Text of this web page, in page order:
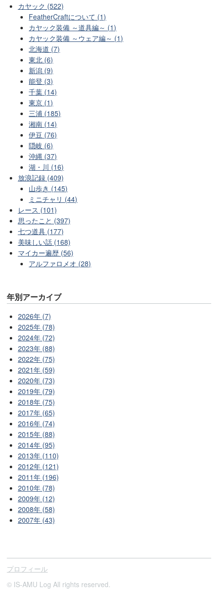
カヤック (522)
FeatherCraftについて (1)
カヤック装備 ～道具編～ (1)
カヤック装備 ～ウェア編～ (1)
北海道 (7)
東北 (6)
新潟 (9)
能登 (3)
千葉 (14)
東京 (1)
三浦 (185)
湘南 (14)
伊豆 (76)
隠岐 (6)
沖縄 (37)
湖・川 (16)
放浪記録 (409)
山歩き (145)
ミニチャリ (44)
レース (101)
思ったこと (397)
七つ道具 (177)
美味しい話 (168)
マイカー遍歴 (56)
アルファロメオ (28)
年別アーカイブ
2026年 (7)
2025年 (78)
2024年 (72)
2023年 (88)
2022年 (75)
2021年 (59)
2020年 (73)
2019年 (79)
2018年 (75)
2017年 (65)
2016年 (74)
2015年 (88)
2014年 (95)
2013年 (110)
2012年 (121)
2011年 (196)
2010年 (78)
2009年 (12)
2008年 (58)
2007年 (43)
プロフィール
© IS-AMU Log All rights reserved.